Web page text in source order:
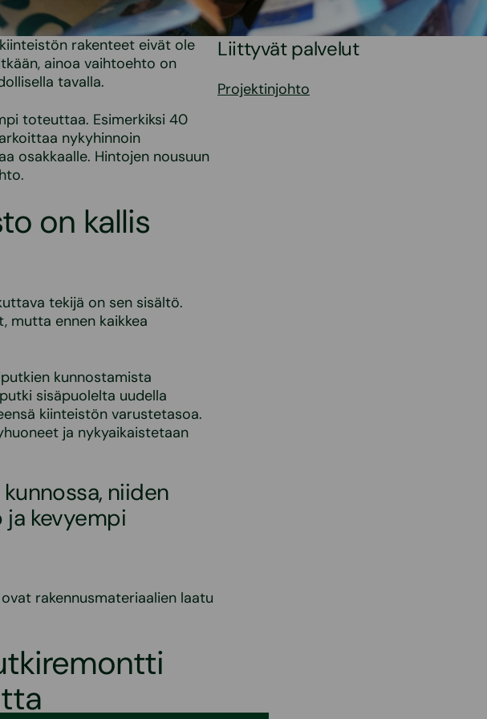
rakenteet eivät ole
ainoa vaihtoehto on
tavalla.
toteuttaa. Esimerkiksi 40
nykyhinnoin
osakkaalle. Hintojen nousuun
on kallis
tekijä on sen sisältö.
mutta ennen kaikkea
kunnostamista
sisäpuolelta uudella
kiinteistön varustetasoa.
ja nykyaikaistetaan
niiden
kevyempi
rakennusmateriaalien laatu
Liittyvät palvelut
Projektinjohto